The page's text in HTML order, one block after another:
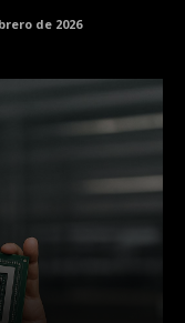
de 2026